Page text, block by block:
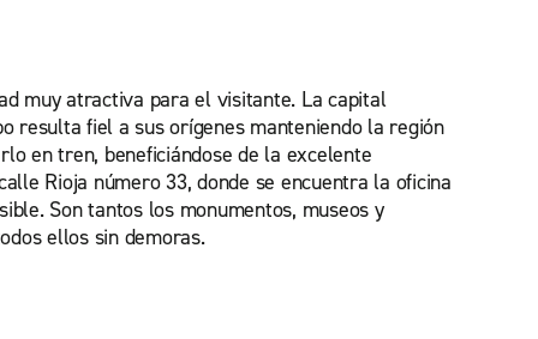
muy atractiva para el visitante. La capital
resulta fiel a sus orígenes manteniendo la región
en tren, beneficiándose de la excelente
Rioja número 33, donde se encuentra la oficina
Son tantos los monumentos, museos y
ellos sin demoras.